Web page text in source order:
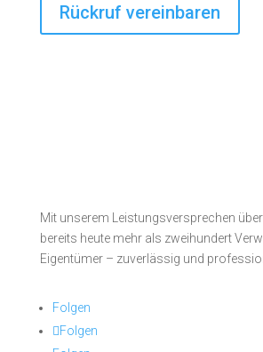
Rückruf vereinbaren
Mit unserem Leistungsversprechen
bereits heute mehr als zweihundert
Eigentümer – zuverlässig und
Folgen
Folgen